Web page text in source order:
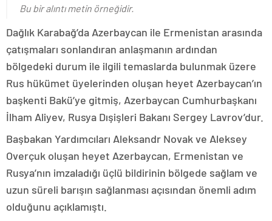
Bu bir alıntı metin örneğidir.
Dağlık Karabağ’da Azerbaycan ile Ermenistan arasında
çatışmaları sonlandıran anlaşmanın ardından
bölgedeki durum ile ilgili temaslarda bulunmak üzere
Rus hükümet üyelerinden oluşan heyet Azerbaycan’ın
başkenti Bakü’ye gitmiş, Azerbaycan Cumhurbaşkanı
İlham Aliyev, Rusya Dışişleri Bakanı Sergey Lavrov’dur.
Başbakan Yardımcıları Aleksandr Novak ve Aleksey
Overçuk oluşan heyet Azerbaycan, Ermenistan ve
Rusya’nın imzaladığı üçlü bildirinin bölgede sağlam ve
uzun süreli barışın sağlanması açısından önemli adım
olduğunu açıklamıştı.